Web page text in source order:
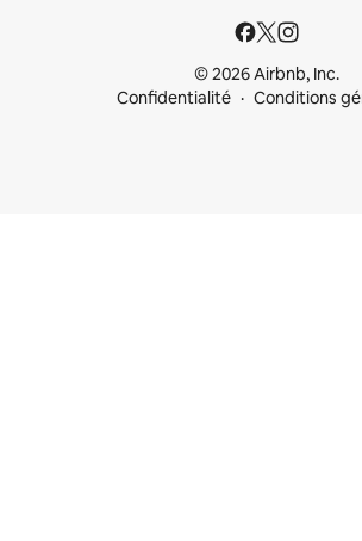
© 2026 Airbnb, Inc.
Confidentialité
Conditions